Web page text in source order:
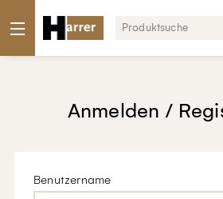
Anmelden /
Benutzername